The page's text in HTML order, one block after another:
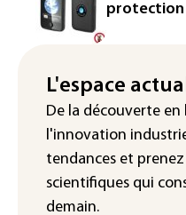
Canicule: à l'arrêt
centrale de
Véhicules de
France ouvre la
homologation
protection
L'espace
De la découverte
l'innovation
tendances et
scientifiques qui
demain.